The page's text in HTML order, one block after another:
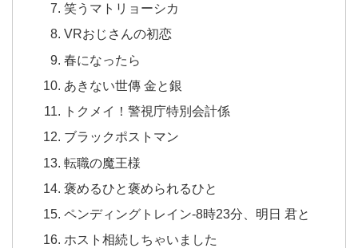
笑うマトリョーシカ
VRおじさんの初恋
春になったら
あきない世傳 金と銀
トクメイ！警視庁特別会計係
ブラックポストマン
転職の魔王様
褒めるひと褒められるひと
ペンディングトレイン-8時23分、明日 君と
ホスト相続しちゃいました